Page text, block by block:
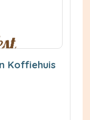
Koffiehuis